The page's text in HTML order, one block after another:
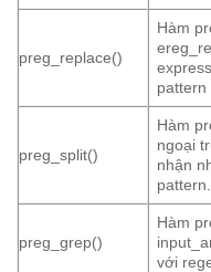
preg_replace()
Hàm
pattern
preg_split()
Hàm
ngoại
nhận
pattern.
preg_grep()
Hàm
với